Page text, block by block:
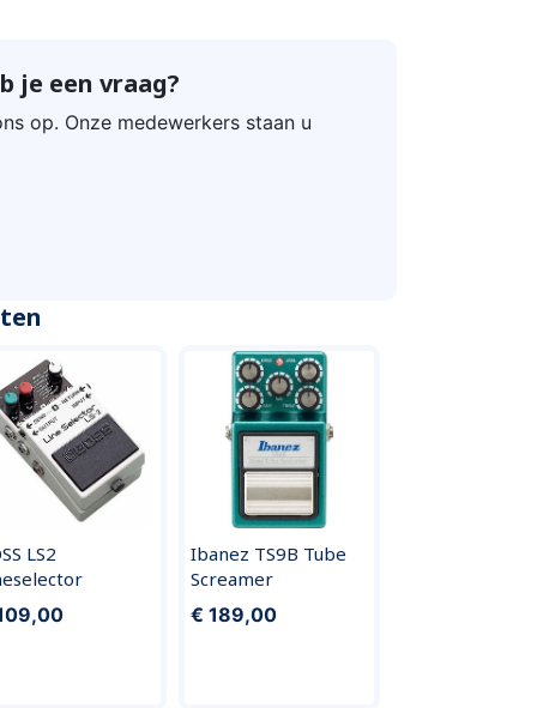
je een vraag?
op. Onze medewerkers staan u
LS2
Ibanez TS9B Tube
Screamer
€ 189,00